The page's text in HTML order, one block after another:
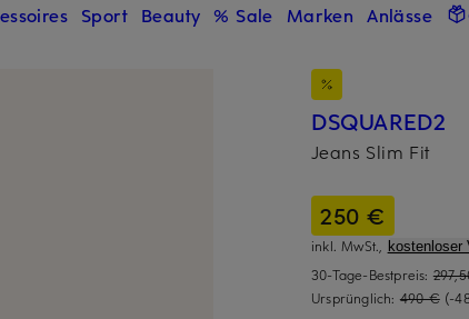
Sport Beauty % Sale Marken Anlässe
DSQUARED2
Jeans Slim Fit
250 €
inkl. MwSt., kostenloser
30-Tage-Bestpreis:
Ursprünglich: 490 € (-